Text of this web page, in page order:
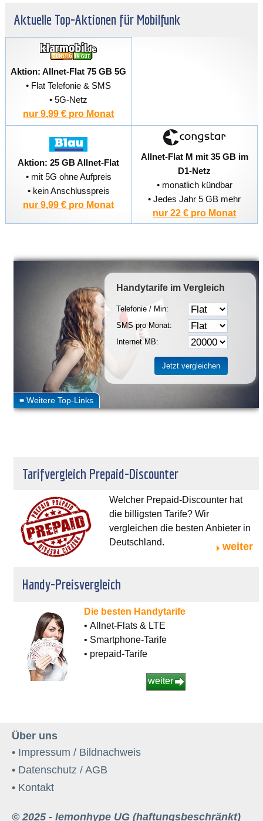
Aktuelle Top-Aktionen für Mobilfunk
Aktion: Allnet-Flat 75 GB 5G
• Flat Telefonie & SMS
• 5G-Netz
nur 9,99 € pro Monat
Aktion: 25 GB Allnet-Flat
• mit 5G ohne Aufpreis
• kein Anschlusspreis
nur 9,99 € pro Monat
Allnet-Flat M mit 35 GB im
D1-Netz
• monatlich kündbar
• Jedes Jahr 5 GB mehr
nur 22 € pro Monat
Handytarife im Vergleich
Telefonie / Min:
SMS pro Monat:
Internet MB:
Tarifvergleich Prepaid-Discounter
Welcher Prepaid-Discounter hat
die billigsten Tarife? Wir
vergleichen die besten Anbieter in
Deutschland.
weiter
Handy-Preisvergleich
Die besten Handytarife
• Allnet-Flats & LTE
• Smartphone-Tarife
• prepaid-Tarife
weiter
Über uns
• Impressum / Bildnachweis
• Datenschutz / AGB
• Kontakt
© 2025 - lemonhype UG (haftungsbeschränkt)